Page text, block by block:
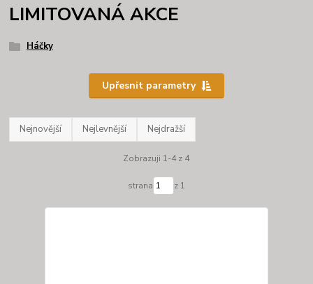
LIMITOVANÁ AKCE
Háčky
Upřesnit parametry
Nejnovější Nejlevnější Nejdražší
Zobrazuji 1-4 z 4
strana z 1